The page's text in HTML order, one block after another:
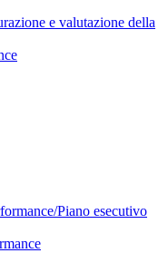
e valutazione della
Piano esecutivo